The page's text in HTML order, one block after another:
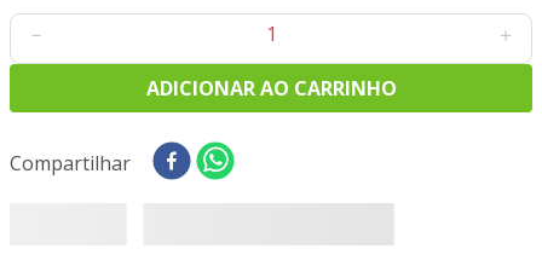
＋
－
ADICIONAR AO CARRINHO
Compartilhar